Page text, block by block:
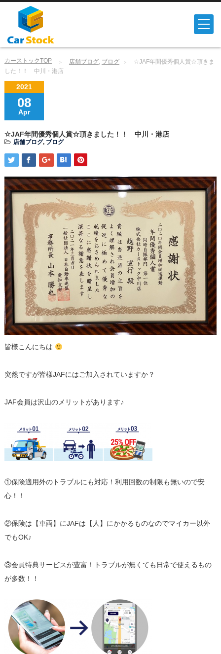
カーストックTOP 店舗ブログ, ブログ
☆JAF年間優秀個人賞☆頂きま
した！！ 中川・港店
2021
08
Apr
☆JAF年間優秀個人賞☆頂きました！！ 中川・港店
店舗ブログ, ブログ
皆様こんにちは
突然ですが皆様JAFにはご加入されていますか？
JAF会員は沢山のメリットがあります♪
①保険適用外のトラブルにも対応！利用回数の制限も無いので安
心！！
②保険は【車両】にJAFは【人】にかかるものなのでマイカー以外
でもOK♪
③会員特典サービスが豊富！トラブルが無くても日常で使えるもの
が多数！！